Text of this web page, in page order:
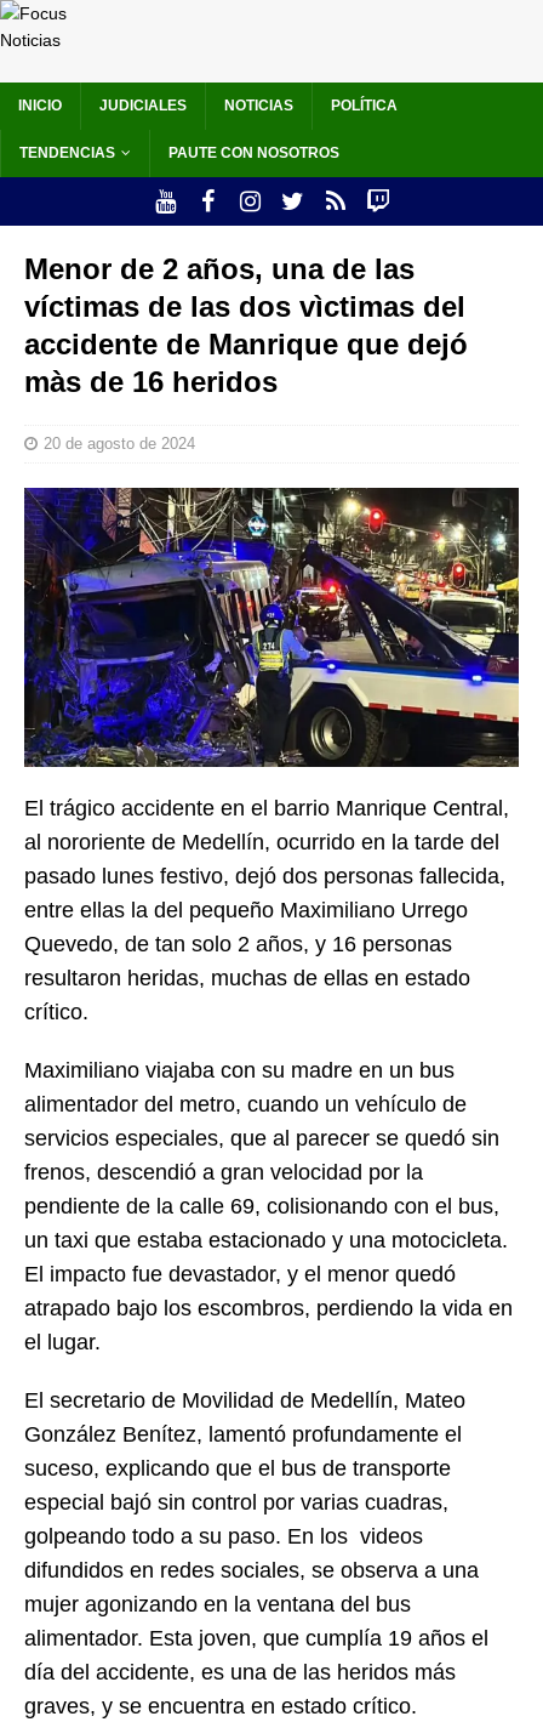
INICIO JUDICIALES NOTICIAS POLÍTICA
TENDENCIAS PAUTE CON NOSOTROS
Menor de 2 años, una de las
víctimas de las dos vìctimas del
accidente de Manrique que dejó
màs de 16 heridos
20 de agosto de 2024
El trágico accidente en el barrio Manrique Central,
al nororiente de Medellín, ocurrido en la tarde del
pasado lunes festivo, dejó dos personas fallecida,
entre ellas la del pequeño Maximiliano Urrego
Quevedo, de tan solo 2 años, y 16 personas
resultaron heridas, muchas de ellas en estado
crítico.
Maximiliano viajaba con su madre en un bus
alimentador del metro, cuando un vehículo de
servicios especiales, que al parecer se quedó sin
frenos, descendió a gran velocidad por la
pendiente de la calle 69, colisionando con el bus,
un taxi que estaba estacionado y una motocicleta.
El impacto fue devastador, y el menor quedó
atrapado bajo los escombros, perdiendo la vida en
el lugar.
El secretario de Movilidad de Medellín, Mateo
González Benítez, lamentó profundamente el
suceso, explicando que el bus de transporte
especial bajó sin control por varias cuadras,
golpeando todo a su paso. En los videos
difundidos en redes sociales, se observa a una
mujer agonizando en la ventana del bus
alimentador. Esta joven, que cumplía 19 años el
día del accidente, es una de las heridos más
graves, y se encuentra en estado crítico.